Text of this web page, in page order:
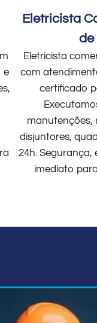
e
Eletricista
de
Eletricista
com
certificado
manutenções,
disjuntores,
24h. Segurança,
imediato